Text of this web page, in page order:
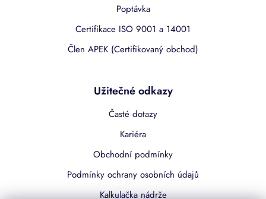
Poptávka
Certifikace ISO 9001 a 14001
Člen APEK (Certifikovaný obchod)
Užitečné odkazy
Časté dotazy
Kariéra
Obchodní podmínky
Podmínky ochrany osobních údajů
Kalkulačka nádrže